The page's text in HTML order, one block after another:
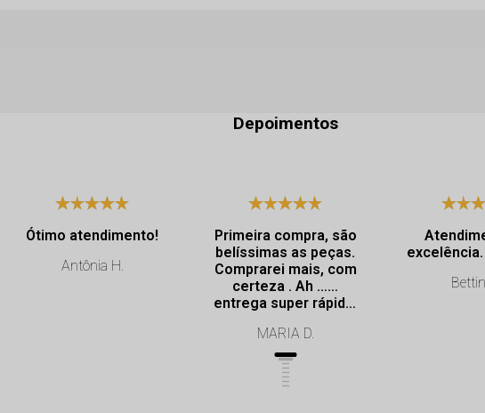
Depoimentos
Ótimo atendimento!
Antônia H.
Primeira compra, são
belíssimas as peças.
Comprarei mais, com
certeza . Ah ……
entrega super rápida.
excelência.
MARIA D.